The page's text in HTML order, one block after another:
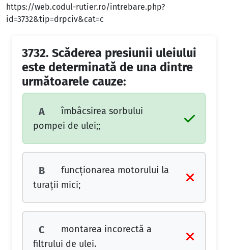
https://web.codul-rutier.ro/intrebare.php?
id=3732&tip=drpciv&cat=c
3732. Scăderea presiunii uleiului
este determinată de una dintre
următoarele cauze:
A
îmbâcsirea sorbului
pompei de ulei;;
B
funcţionarea motorului la
turaţii mici;
C
montarea incorectă a
filtrului de ulei.